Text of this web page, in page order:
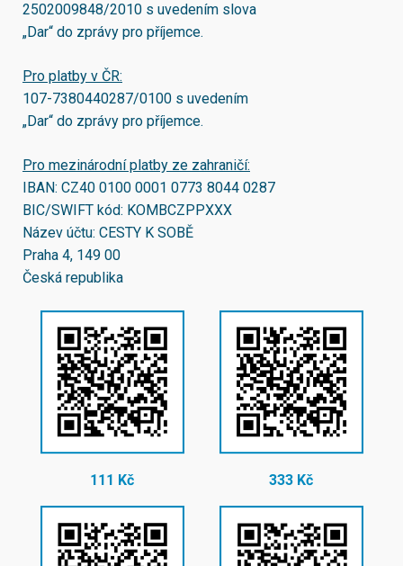
2502009848/2010 s uvedením slova
„Dar“ do zprávy pro příjemce.
Pro platby v ČR:
107-7380440287/0100 s uvedením
„Dar“ do zprávy pro příjemce.
Pro mezinárodní platby ze zahraničí:
IBAN: CZ40 0100 0001 0773 8044 0287
BIC/SWIFT kód: KOMBCZPPXXX
Název účtu: CESTY K SOBĚ
Praha 4, 149 00
Česká republika
111 Kč 333 Kč